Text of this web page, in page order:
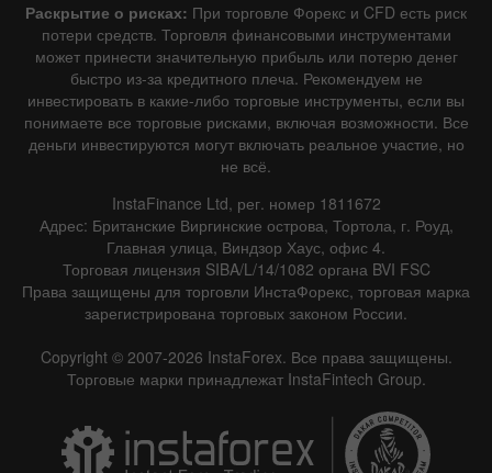
Раскрытие о рисках: При торговле Форекс и CFD есть риск
потери средств. Торговля финансовыми инструментами
может принести значительную прибыль или потерю денег
быстро из-за кредитного плеча. Рекомендуем не
инвестировать в какие-либо торговые инструменты, если вы
понимаете все торговые рисками, включая возможности. Все
деньги инвестируются могут включать реальное участие, но
не всё.
InstaFinance Ltd, рег. номер 1811672
Адрес: Британские Виргинские острова, Тортола, г. Роуд,
Главная улица, Виндзор Хаус, офис 4.
Торговая лицензия SIBA/L/14/1082 органа BVI FSC
Права защищены для торговли ИнстаФорекс, торговая марка
зарегистрирована торговых законом России.
Copyright © 2007-2026 InstaForex. Все права защищены.
Торговые марки принадлежат InstaFintech Group.